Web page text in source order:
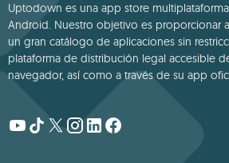
Uptodown es una app store
Android. Nuestro objetivo es proporcionar
un gran catálogo de aplicaciones sin
plataforma de distribución legal accesible
navegador, así como a través de su app